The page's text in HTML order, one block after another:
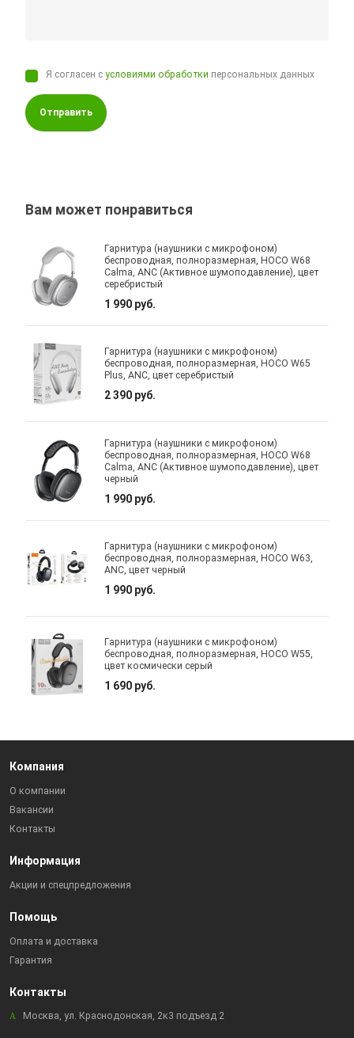
Я согласен сусловиями обработки персональных данных
Отправить
Вам может понравиться
Гарнитура (наушники с микрофоном)
беспроводная, полноразмерная, HOCO W68
Calma, ANC (Активное шумоподавление), цвет
серебристый
1 990 руб.
Гарнитура (наушники с микрофоном)
беспроводная, полноразмерная, HOCO W65
Plus, ANC, цвет серебристый
2 390 руб.
Гарнитура (наушники с микрофоном)
беспроводная, полноразмерная, HOCO W68
Calma, ANC (Активное шумоподавление), цвет
черный
1 990 руб.
Гарнитура (наушники с микрофоном)
беспроводная, полноразмерная, HOCO W63,
ANC, цвет черный
1 990 руб.
Гарнитура (наушники с микрофоном)
беспроводная, полноразмерная, HOCO W55,
цвет космически серый
1 690 руб.
Компания
О компании
Вакансии
Контакты
Информация
Акции и спецпредложения
Помощь
Оплата и доставка
Гарантия
Контакты
Москва, ул. Краснодонская, 2к3 подъезд 2